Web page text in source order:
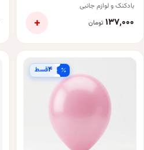
بادکنک و لوازم جانبی
۱۳۷٬۰۰۰ تومان +
۴قسط